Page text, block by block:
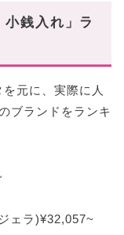
銭入れ」ラ
元に、実際に人
ブランドをランキ
ェラ)¥32,057~